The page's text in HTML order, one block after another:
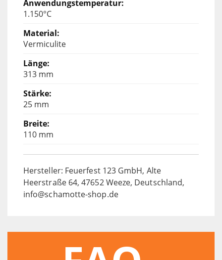
1.150°C
Vermiculite
313 mm
25 mm
110 mm
Hersteller: Feuerfest 123 GmbH, Alte
Heerstraße 64, 47652 Weeze, Deutschland,
info@schamotte-shop.de